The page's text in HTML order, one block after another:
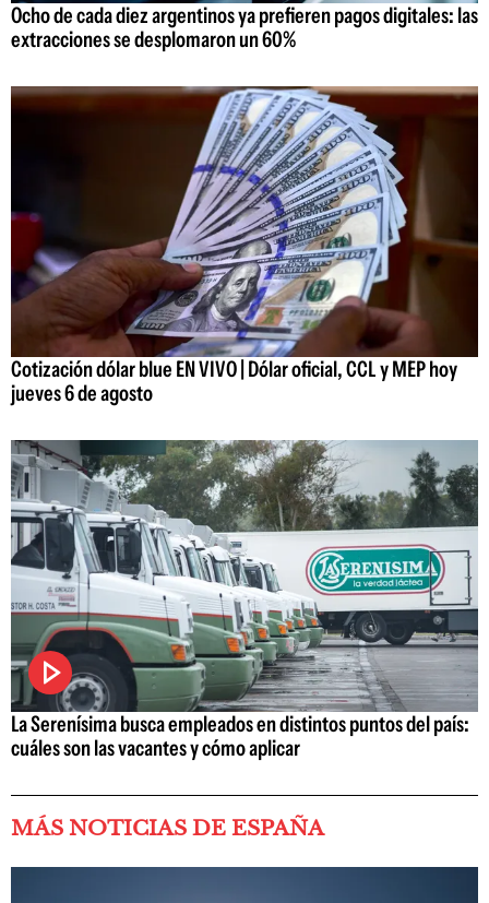
Ocho de cada diez argentinos ya prefieren pagos digitales: las
extracciones se desplomaron un 60%
Cotización dólar blue EN VIVO | Dólar oficial, CCL y MEP hoy
jueves 6 de agosto
La Serenísima busca empleados en distintos puntos del país:
cuáles son las vacantes y cómo aplicar
MÁS NOTICIAS DE ESPAÑA